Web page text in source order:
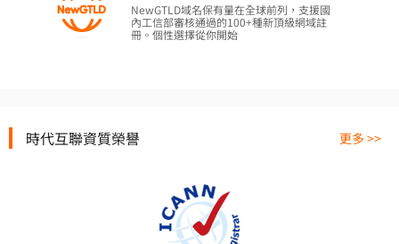
NewGTLD域名保有量在全球前列，支援國
內工信部審核通過的100+種新頂級網域註
冊。個性選擇從你開始
時代互聯資質榮譽 更多 >>